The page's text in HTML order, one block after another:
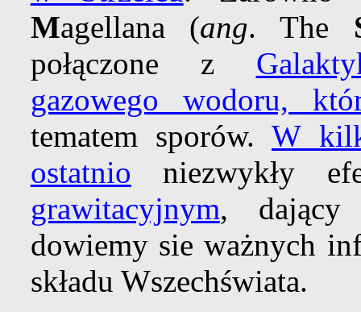
Magellana (ang. The
połączone z
gazowego wodoru,
tematem sporów. W
ostatnio niezwykły
grawitacyjnym, dający
dowiemy sie ważnych
składu Wszechświata.